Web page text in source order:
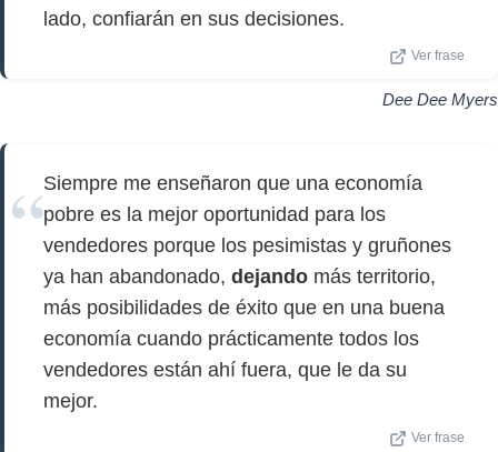
lado, confiarán en sus decisiones.
Ver frase
Dee Dee Myers
Siempre me enseñaron que una economía
pobre es la mejor oportunidad para los
vendedores porque los pesimistas y gruñones
ya han abandonado, dejando más territorio,
más posibilidades de éxito que en una buena
economía cuando prácticamente todos los
vendedores están ahí fuera, que le da su
mejor.
Ver frase